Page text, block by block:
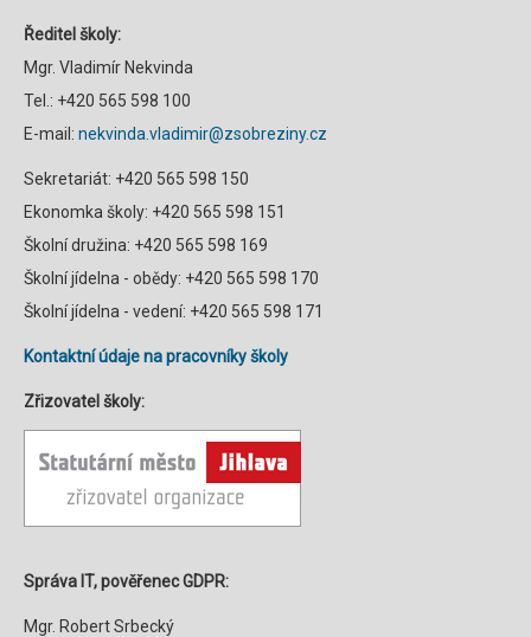
Ředitel školy:
Mgr. Vladimír Nekvinda
Tel.: +420 565 598 100
E-mail: nekvinda.vladimir@zsobreziny.cz
Sekretariát: +420 565 598 150
Ekonomka školy: +420 565 598 151
Školní družina: +420 565 598 169
Školní jídelna - obědy: +420 565 598 170
Školní jídelna - vedení: +420 565 598 171
Kontaktní údaje na pracovníky školy
Zřizovatel školy:
Správa IT, pověřenec GDPR:
Mgr. Robert Srbecký